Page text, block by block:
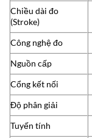
Chiều dài đo
(Stroke)
Công nghệ đo
Nguồn cấp
Cổng kết nối
Độ phân giải
Tuyến tính